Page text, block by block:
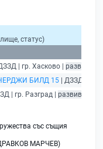
статус)
| гр. Хасково | развиващ
БИЛД 15 | ДЗЗД | гр.
| гр. Разград | развиващ
със същия
МАРЧЕВ)